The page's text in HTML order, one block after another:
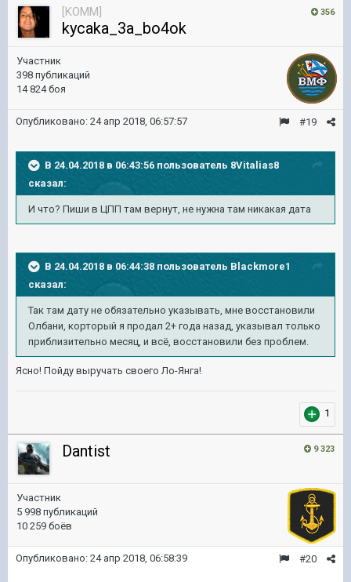
356
[KOMM]
kycaka_3a_bo4ok
Участник
398 публикаций
14 824 боя
#19
Опубликовано: 24 апр 2018, 06:57:57
В 24.04.2018 в 06:43:56 пользователь 8Vitalias8
сказал:
И что? Пиши в ЦПП там вернут, не нужна там никакая дата
В 24.04.2018 в 06:44:38 пользователь Blackmore1
сказал:
Так там дату не обязательно указывать, мне восстановили
Олбани, корторый я продал 2+ года назад, указывал только
приблизительно месяц, и всё, восстановили без проблем.
Ясно! Пойду выручать своего Ло-Янга!
1
9 323
Dantist
Участник
5 998 публикаций
10 259 боёв
#20
Опубликовано: 24 апр 2018, 06:58:39